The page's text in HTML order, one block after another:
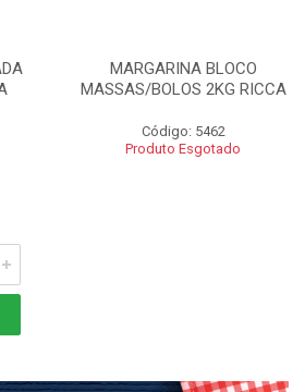
MARGARINA BLOCO
MASSAS/BOLOS 2KG RICCA
Código: 5462
Produto Esgotado